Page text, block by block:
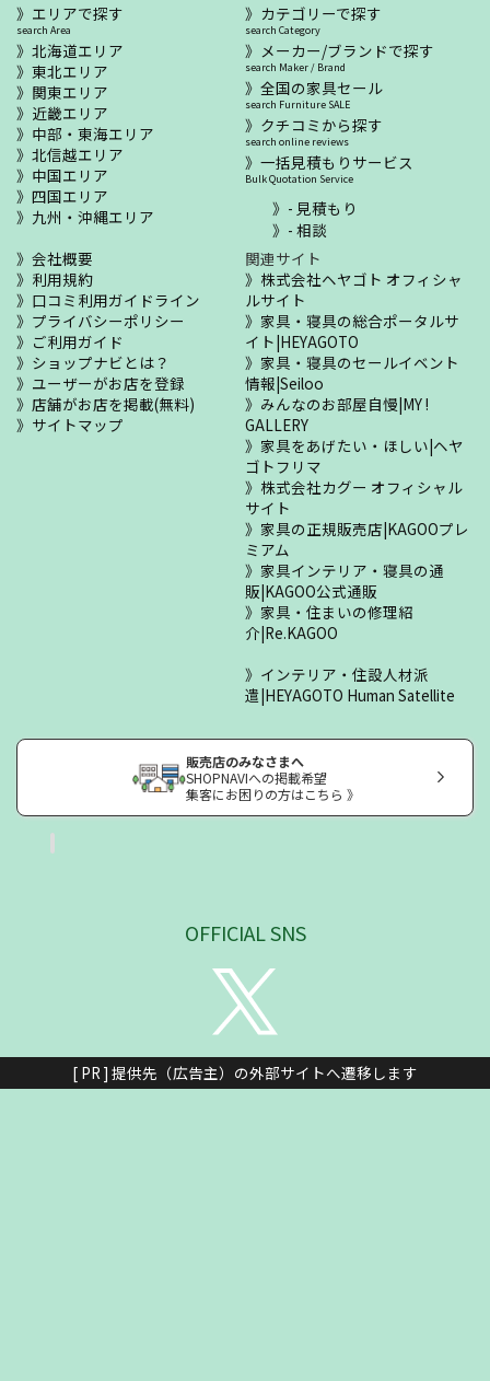
エリアで探す
search Area
北海道エリア
東北エリア
関東エリア
近畿エリア
中部・東海エリア
北信越エリア
中国エリア
四国エリア
九州・沖縄エリア
カテゴリーで探す
search Category
メーカー/ブランドで探す
search Maker / Brand
全国の家具セール
search Furniture SALE
クチコミから探す
search online reviews
一括見積もりサービス
Bulk Quotation Service
- 見積もり
- 相談
会社概要
利用規約
口コミ利用ガイドライン
プライバシーポリシー
ご利用ガイド
ショップナビとは？
ユーザーがお店を登録
店舗がお店を掲載(無料)
サイトマップ
関連サイト
株式会社ヘヤゴト オフィシャ
ルサイト
家具・寝具の総合ポータルサ
イト|HEYAGOTO
家具・寝具のセールイベント
情報|Seiloo
みんなのお部屋自慢|MY !
GALLERY
家具をあげたい・ほしい|ヘヤ
ゴトフリマ
株式会社カグー オフィシャル
サイト
家具の正規販売店|KAGOOプレ
ミアム
家具インテリア・寝具の通
販|KAGOO公式通販
家具・住まいの修理紹
介|Re.KAGOO
インテリア・住設人材派
遣|HEYAGOTO Human Satellite
販売店のみなさまへ
SHOPNAVIへの掲載希望
集客にお困りの方はこちら 》
OFFICIAL SNS
[ PR ] 提供先（広告主）の外部サイトへ遷移します